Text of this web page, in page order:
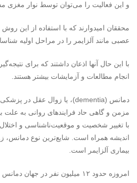
و این فعالیت را می‌توان توسط نوار مغزی
محققان امیدوارند که با استفاده از این روش
عصبی مانند آلزایمر را در مراحل اولیه
با این حال آنها اذعان داشتند که برای
انجام مطالعات و آزمایشات بیشتر هستند.
دمانس (dementia)، یا زوال عقل در
مزمن و گاهی حاد فرایندهای روانی به
با تغییر شخصیت و موقعیت‌ناشناسی و
اندیشه همراه است. شایع‌ترین نوع دمانس،
بیماری آلزایمر است.
امروزه حدود ۱۲ میلیون نفر در